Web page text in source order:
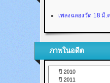
เพลงฉลองวัด 18 มี.
ภาพในอดีต
ปี 2010
ปี 2011